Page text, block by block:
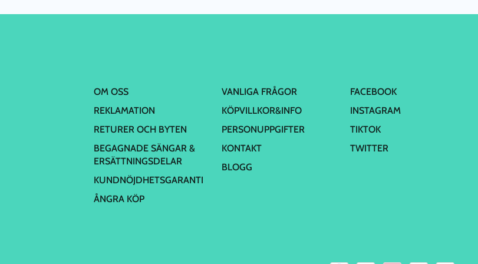
OM OSS
REKLAMATION
RETURER OCH BYTEN
BEGAGNADE SÄNGAR &
ERSÄTTNINGSDELAR
KUNDNÖJDHETSGARANTI
ÅNGRA KÖP
VANLIGA FRÅGOR
KÖPVILLKOR&INFO
PERSONUPPGIFTER
KONTAKT
BLOGG
FACEBOOK
INSTAGRAM
TIKTOK
TWITTER